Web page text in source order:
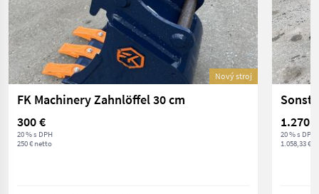
Nový stroj
FK Machinery Zahnlöffel 30 cm
300 €
20 % s DPH
250 € netto
1.270 €
20 % s DPH
1.058,33 €